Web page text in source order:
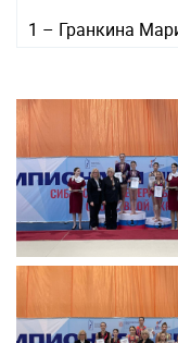
1 – Гранкина